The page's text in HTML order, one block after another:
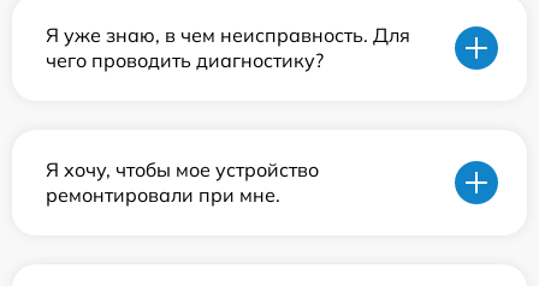
Я уже знаю, в чем неисправность. Для
чего проводить диагностику?
Я хочу, чтобы мое устройство
ремонтировали при мне.